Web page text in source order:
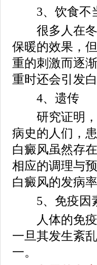
3、饮食不
很多人在冬
保暖的效果，
重的刺激而逐
重时还会引发白
4、遗传
研究证明，
病史的人们，
白癜风虽然存
相应的调理与
白癜风的发病率
5、免疫因
人体的免疫
一旦其发生紊
一。